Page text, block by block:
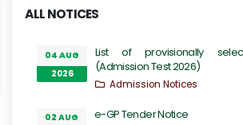
ALL NOTICES
04 AUG
2026
List of provisionally
(Admission Test 2026)
Admission Notices
02 AUG
e-GP Tender Notice